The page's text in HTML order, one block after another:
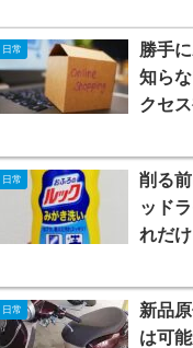
日常
勝手
知ら
クセ
日常
削る
ッド
れだけ
日常
新品
は可